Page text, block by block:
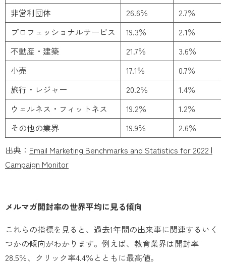
非営利団体
26.6％
2.7％
プロフェッショナルサービス
19.3％
2.1％
不動産・建築
21.7％
3.6％
小売
17.1％
0.7％
旅行・レジャー
20.2％
1.4％
ウェルネス・フィットネス
19.2％
1.2％
その他の業界
19.9％
2.6％
出典： Email Marketing Benchmarks and Statistics for 2022 |
Campaign Monitor
メルマガ開封率の世界平均に見る傾向
これらの指標を見ると、過去1年間の出来事に関連するいく
つかの傾向がわかります。例えば、教育業界は開封率
28.5％、クリック率4.4％とともに最高値。